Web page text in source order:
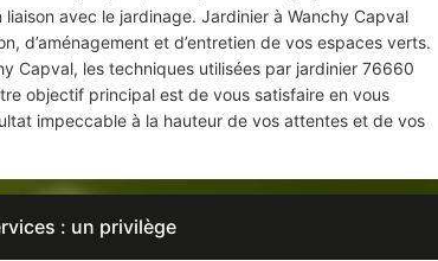
avec le jardinage. Jardinier à Wanchy Capval
d’aménagement et d’entretien de vos espaces verts.
Capval, les techniques utilisées par jardinier 76660
objectif principal est de vous satisfaire en vous
impeccable à la hauteur de vos attentes et de vos
: un privilège